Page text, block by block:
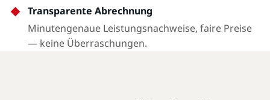
Transparente Abrechnung
Minutengenaue Leistungsnachweise, faire Preise
— keine Überraschungen.